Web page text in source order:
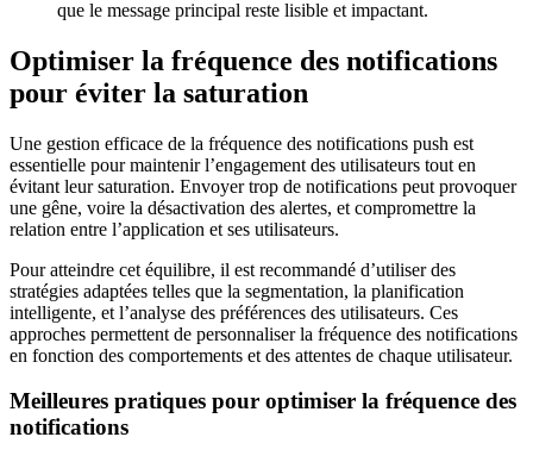
que le message principal reste lisible et impactant.
Optimiser la fréquence des notifications
pour éviter la saturation
Une gestion efficace de la fréquence des notifications push est
essentielle pour maintenir l’engagement des utilisateurs tout en
évitant leur saturation. Envoyer trop de notifications peut provoquer
une gêne, voire la désactivation des alertes, et compromettre la
relation entre l’application et ses utilisateurs.
Pour atteindre cet équilibre, il est recommandé d’utiliser des
stratégies adaptées telles que la segmentation, la planification
intelligente, et l’analyse des préférences des utilisateurs. Ces
approches permettent de personnaliser la fréquence des notifications
en fonction des comportements et des attentes de chaque utilisateur.
Meilleures pratiques pour optimiser la fréquence des
notifications